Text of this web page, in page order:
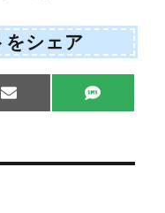
をシェア
Share
on
E
m
Share
on
S
M